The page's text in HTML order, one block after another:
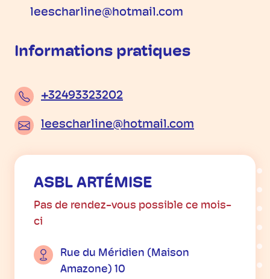
leescharline@hotmail.com
Informations pratiques
+32493323202
leescharline@hotmail.com
ASBL ARTÉMISE
Pas de rendez-vous possible ce mois-
ci
Rue du Méridien (Maison
Amazone) 10